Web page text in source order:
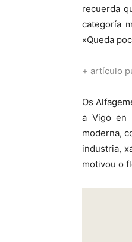
recuerda
categoría
«Queda
+ artículo
Os
a Vigo en
moderna,
industria,
motivou o